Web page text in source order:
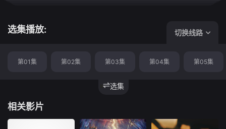
选集播放: 切换线路
选集
第01集 第02集 第03集 第04集 第05集
相关影片